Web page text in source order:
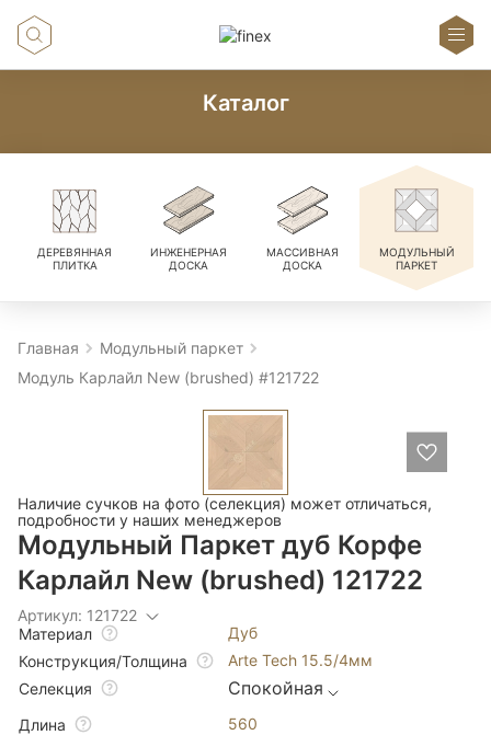
Каталог
ДЕРЕВЯННАЯ
ПЛИТКА
ИНЖЕНЕРНАЯ
ДОСКА
МАССИВНАЯ
ДОСКА
МОДУЛЬНЫЙ
ПАРКЕТ
Главная
Модульный паркет
Модуль Карлайл New (brushed) #121722
Наличие сучков на фото (селекция) может отличаться,
подробности у наших менеджеров
Модульный Паркет дуб Корфе
Карлайл New (brushed) 121722
Артикул: 121722
Материал
Дуб
Конструкция/Толщина
Arte Tech 15.5/4мм
Селекция
Спокойная
Длина
560